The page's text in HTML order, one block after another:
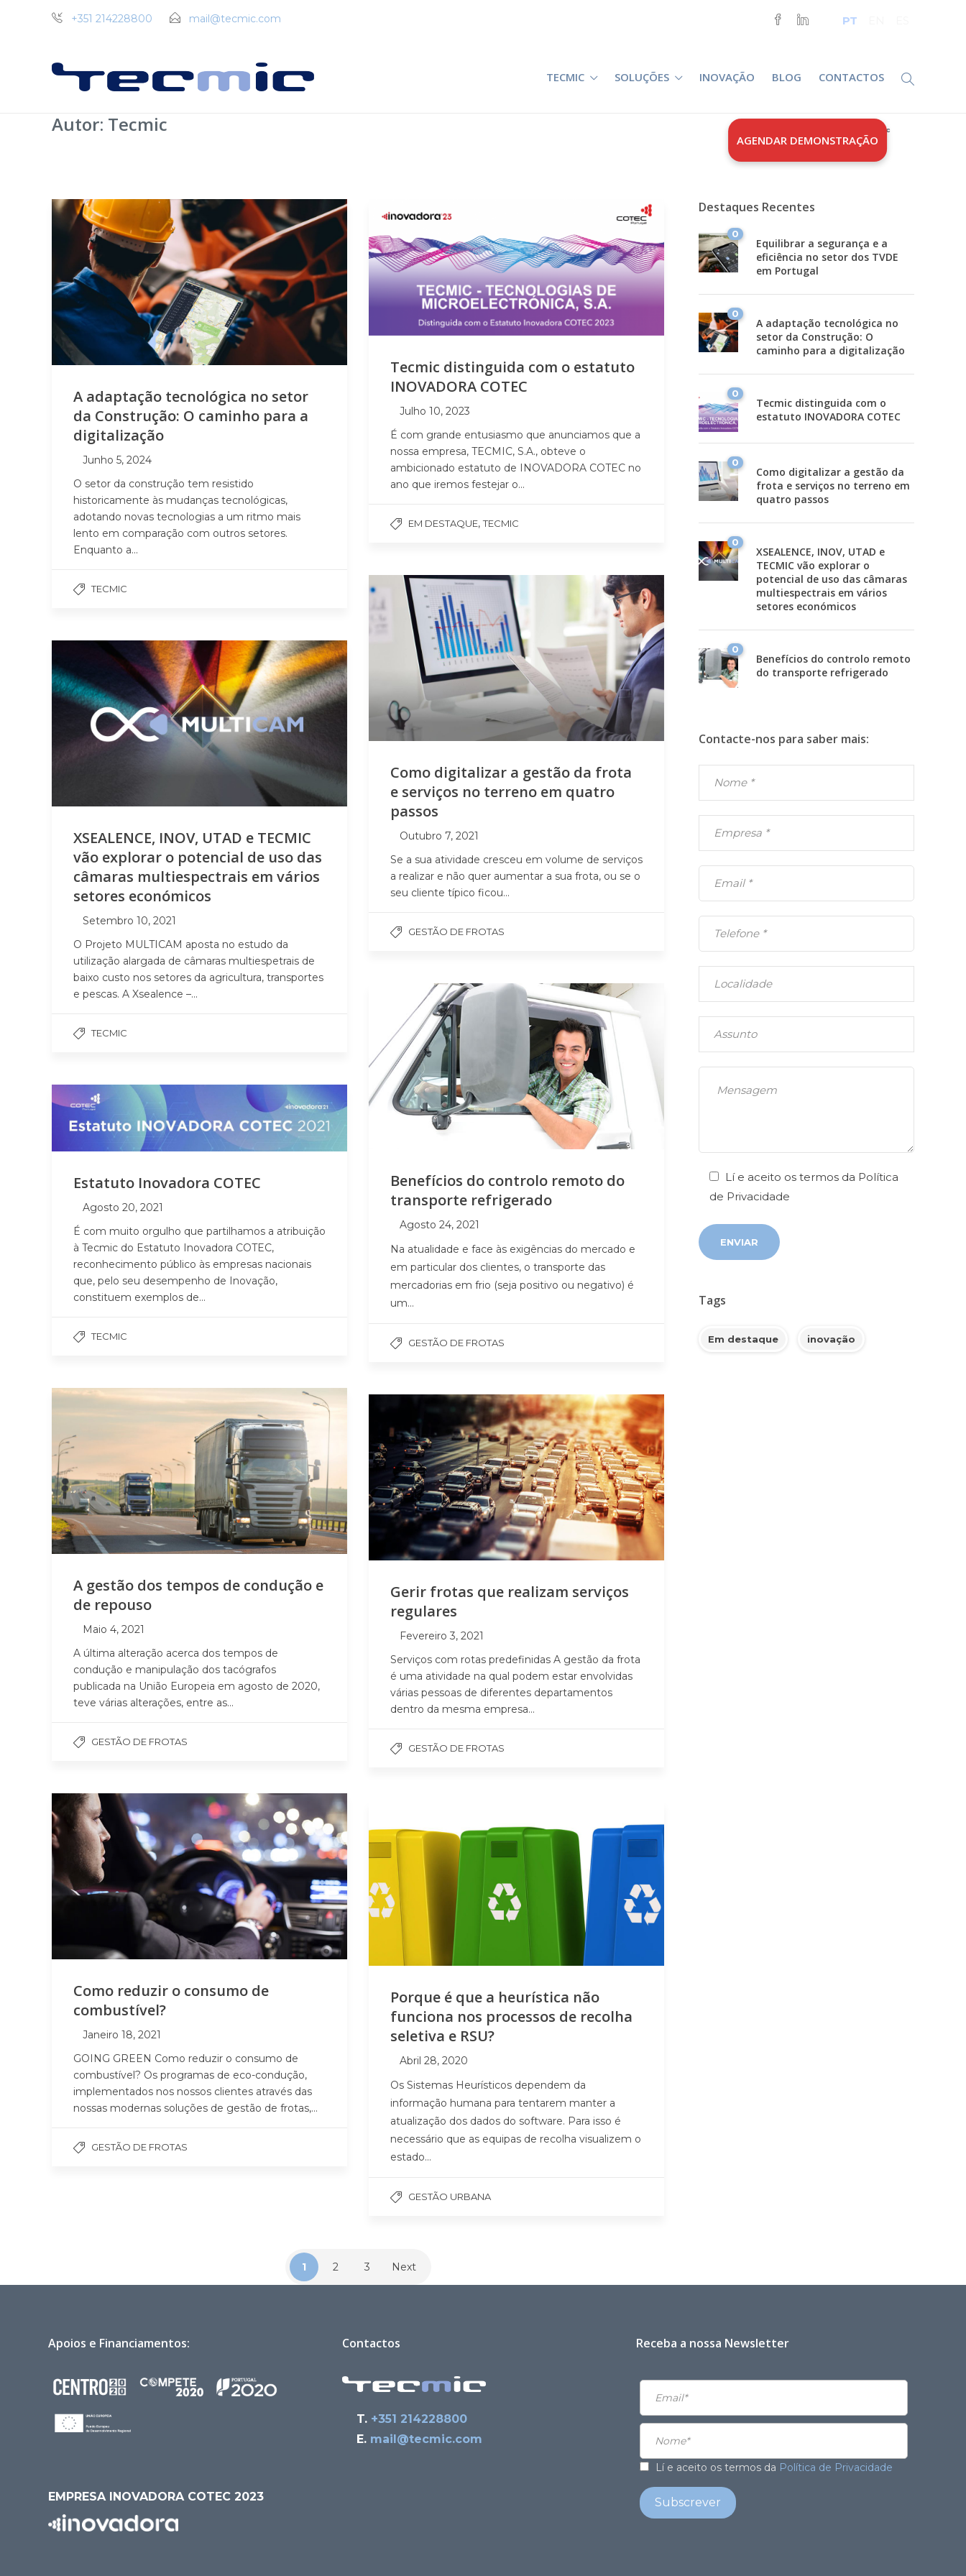
+351 214228800 mail@tecmic.com PT
TECMIC SOLUÇÕES INOVAÇÃO BLOG CONTACTOS
AGENDAR DEMONSTRAÇÃO
Autor: Tecmic Tecmic
A adaptação tecnológica no setor
da Construção: O caminho para a
digitalização
Junho 5, 2024
O setor da construção tem resistido
historicamente às mudanças tecnológicas,
adotando novas tecnologias a um ritmo mais
lento em comparação com outros setores.
Enquanto a...
TECMIC
Tecmic distinguida com o estatuto
INOVADORA COTEC
Julho 10, 2023
É com grande entusiasmo que anunciamos que a
nossa empresa, TECMIC, S.A., obteve o
ambicionado estatuto de INOVADORA COTEC no
ano que iremos festejar o...
EM DESTAQUE,TECMIC
Como digitalizar a gestão da frota
e serviços no terreno em quatro
passos
Outubro 7, 2021
Se a sua atividade cresceu em volume de serviços
a realizar e não quer aumentar a sua frota, ou se o
seu cliente típico ficou...
GESTÃO DE FROTAS
XSEALENCE, INOV, UTAD e TECMIC
vão explorar o potencial de uso das
câmaras multiespectrais em vários
setores económicos
Setembro 10, 2021
O Projeto MULTICAM aposta no estudo da
utilização alargada de câmaras multiespetrais de
baixo custo nos setores da agricultura, transportes
e pescas. A Xsealence –...
TECMIC
Benefícios do controlo remoto do
transporte refrigerado
Agosto 24, 2021
Na atualidade e face às exigências do mercado e
em particular dos clientes, o transporte das
mercadorias em frio (seja positivo ou negativo) é
um…
GESTÃO DE FROTAS
Estatuto Inovadora COTEC
Agosto 20, 2021
É com muito orgulho que partilhamos a atribuição
à Tecmic do Estatuto Inovadora COTEC,
reconhecimento público às empresas nacionais
que, pelo seu desempenho de Inovação,
constituem exemplos de...
TECMIC
A gestão dos tempos de condução e
de repouso
Maio 4, 2021
A última alteração acerca dos tempos de
condução e manipulação dos tacógrafos
publicada na União Europeia em agosto de 2020,
teve várias alterações, entre as...
GESTÃO DE FROTAS
Gerir frotas que realizam serviços
regulares
Fevereiro 3, 2021
Serviços com rotas predefinidas A gestão da frota
é uma atividade na qual podem estar envolvidas
várias pessoas de diferentes departamentos
dentro da mesma empresa...
GESTÃO DE FROTAS
Como reduzir o consumo de
combustível?
Janeiro 18, 2021
GOING GREEN Como reduzir o consumo de
combustível? Os programas de eco-condução,
implementados nos nossos clientes através das
nossas modernas soluções de gestão de frotas,...
GESTÃO DE FROTAS
Porque é que a heurística não
funciona nos processos de recolha
seletiva e RSU?
Abril 28, 2020
Os Sistemas Heurísticos dependem da
informação humana para tentarem manter a
atualização dos dados do software. Para isso é
necessário que as equipas de recolha visualizem o
estado…
GESTÃO URBANA
1 2 3 Next
Destaques Recentes
0
Equilibrar a segurança e a
eficiência no setor dos TVDE
em Portugal
0
A adaptação tecnológica no
setor da Construção: O
caminho para a digitalização
0
Tecmic distinguida com o
estatuto INOVADORA COTEC
0
Como digitalizar a gestão da
frota e serviços no terreno em
quatro passos
0
XSEALENCE, INOV, UTAD e
TECMIC vão explorar o
potencial de uso das câmaras
multiespectrais em vários
setores económicos
0
Benefícios do controlo remoto
do transporte refrigerado
Contacte-nos para saber mais:
Lí e aceito os termos da Política
de Privacidade
Tags
Em destaque inovação
Apoios e Financiamentos:
EMPRESA INOVADORA COTEC 2023
Contactos
T. +351 214228800
E. mail@tecmic.com
Receba a nossa Newsletter
Lí e aceito os termos da Política de Privacidade